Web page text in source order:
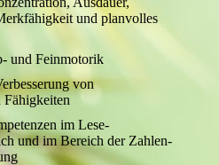
und planvolles
und Feinmotorik
von
Fähigkeiten
im Lese-
und im Bereich der Zahlen-